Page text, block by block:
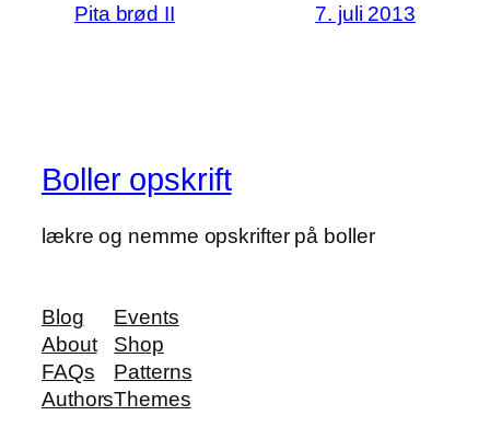
Pita brød II 7. juli 2013
Boller opskrift
lækre og nemme opskrifter på boller
Blog
About
FAQs
Authors
Events
Shop
Patterns
Themes